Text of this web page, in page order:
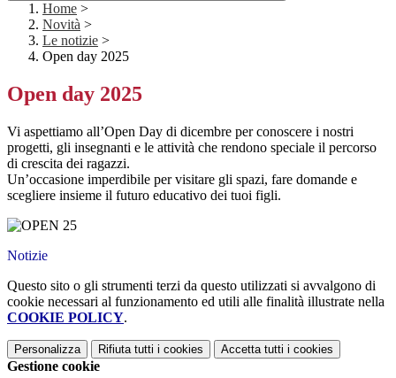
Home >
Novità >
Le notizie >
Open day 2025
Open day 2025
Vi aspettiamo all’Open Day di dicembre per conoscere i nostri
progetti, gli insegnanti e le attività che rendono speciale il percorso
di crescita dei ragazzi.
Un’occasione imperdibile per visitare gli spazi, fare domande e
scegliere insieme il futuro educativo dei tuoi figli.
Notizie
Questo sito o gli strumenti terzi da questo utilizzati si avvalgono di
cookie necessari al funzionamento ed utili alle finalità illustrate nella
COOKIE POLICY.
Personalizza Rifiuta tutti i cookies Accetta tutti i cookies
Gestione cookie